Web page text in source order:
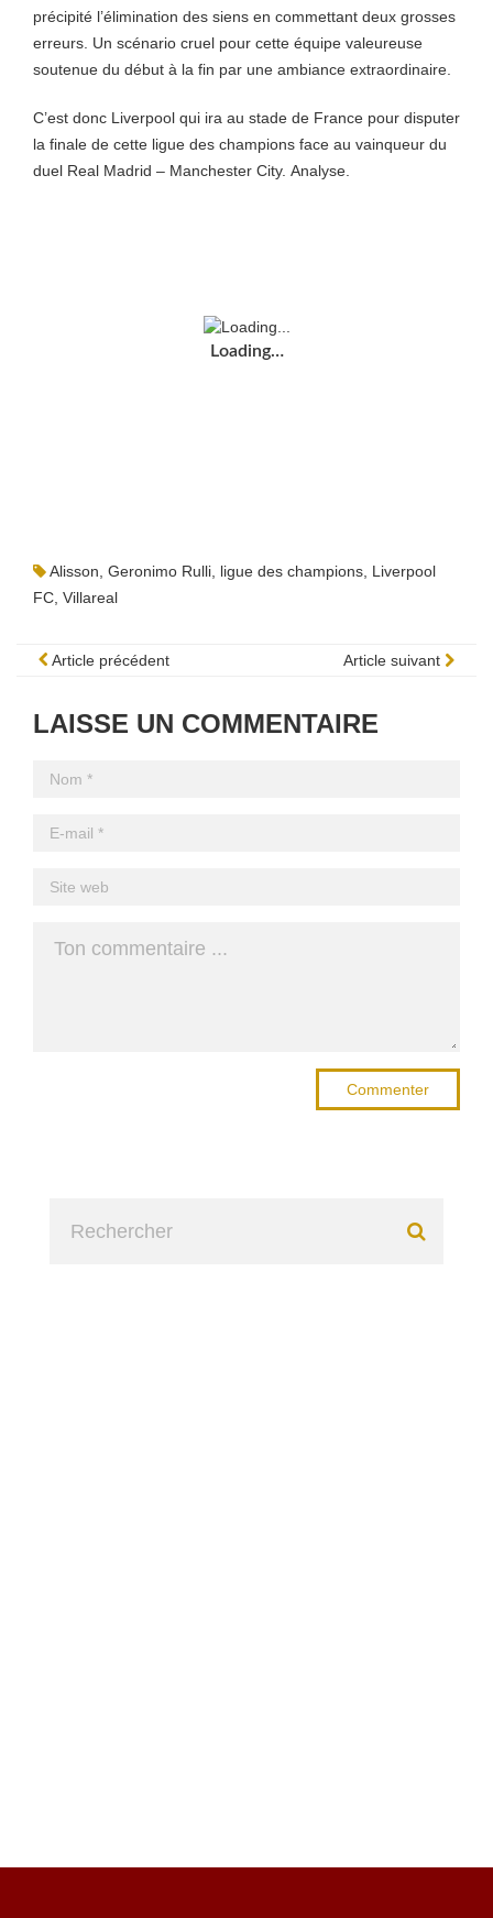
précipité l’élimination des siens en commettant deux grosses
erreurs. Un scénario cruel pour cette équipe valeureuse
soutenue du début à la fin par une ambiance extraordinaire.
C’est donc Liverpool qui ira au stade de France pour disputer
la finale de cette ligue des champions face au vainqueur du
duel Real Madrid – Manchester City. Analyse.
Loading…
Alisson Geronimo Rulli ligue des champions Liverpool
FC Villareal
Article précédent Article suivant
LAISSE UN COMMENTAIRE
Commenter